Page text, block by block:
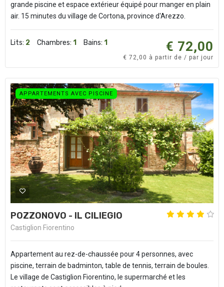
grande piscine et espace extérieur équipé pour manger en plain
air. 15 minutes du village de Cortona, province d'Arezzo.
Lits: 2 Chambres: 1 Bains: 1 € 72,00
€ 72,00 à partir de / par jour
APPARTEMENTS AVEC PISCINE
POZZONOVO - IL CILIEGIO
Castiglion Fiorentino
Appartement au rez-de-chaussée pour 4 personnes, avec
piscine, terrain de badminton, table de tennis, terrain de boules.
Le village de Castiglion Fiorentino, le supermarché et les